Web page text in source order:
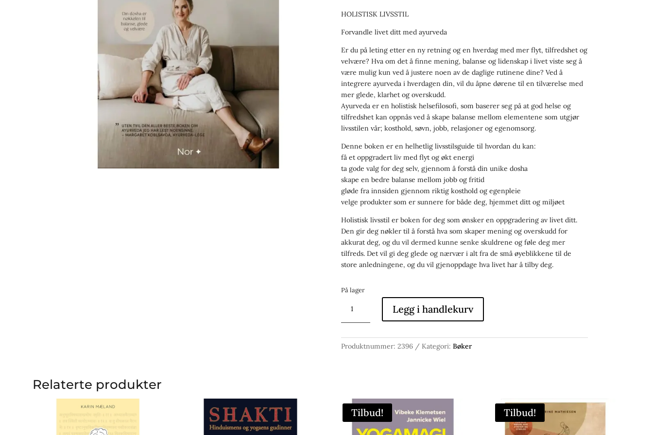
HOLISTISK LIVSSTIL
Forvandle livet ditt med ayurveda
Er du på leting etter en ny retning og en hverdag med mer flyt, tilfredshet og
velvære? Hva om det å finne mening, balanse og lidenskap i livet viste seg å
være mulig kun ved å justere noen av de daglige rutinene dine? Ved å
integrere ayurveda i hverdagen din, vil du åpne dørene til en tilværelse med
mer glede, klarhet og overskudd.
Ayurveda er en holistisk helsefilosofi, som baserer seg på at god helse og
tilfredshet kan oppnås ved å skape balanse mellom elementene som utgjør
livsstilen vår; kosthold, søvn, jobb, relasjoner og egenomsorg.
Denne boken er en helhetlig livsstilsguide til hvordan du kan:
få et oppgradert liv med flyt og økt energi
ta gode valg for deg selv, gjennom å forstå din unike dosha
skape en bedre balanse mellom jobb og fritid
gløde fra innsiden gjennom riktig kosthold og egenpleie
velge produkter som er sunnere for både deg, hjemmet ditt og miljøet
Holistisk livsstil er boken for deg som ønsker en oppgradering av livet ditt.
Den gir deg nøkler til å forstå hva som skaper mening og overskudd for
akkurat deg, og du vil dermed kunne senke skuldrene og føle deg mer
tilfreds. Det vil gi deg glede og nærvær i alt fra de små øyeblikkene til de
store anledningene, og du vil gjenoppdage hva livet har å tilby deg.
På lager
Livsstil
antall
Legg i handlekurv
Produktnummer: 2396 Kategori: Bøker
Relaterte produkter
Tilbud! Tilbud!